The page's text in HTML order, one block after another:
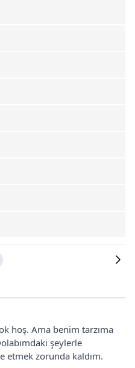
hoş. Ama benim tarzıma
şeylerle
etmek zorunda kaldım.